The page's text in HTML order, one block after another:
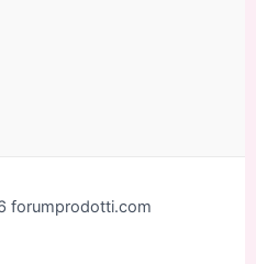
forumprodotti.com